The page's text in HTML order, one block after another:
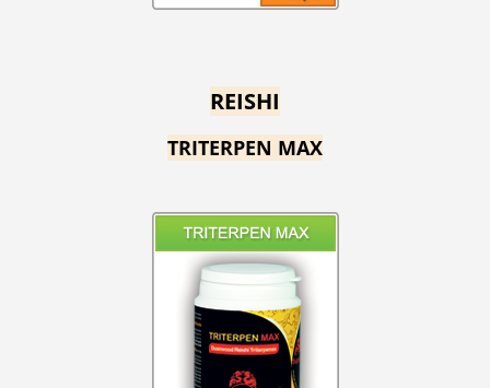
REISHI
TRITERPEN MAX